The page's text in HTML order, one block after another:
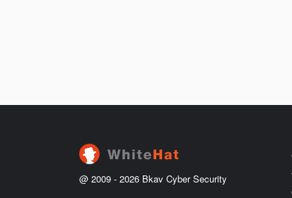
@ 2009 - 2026 Bkav Cyber Security